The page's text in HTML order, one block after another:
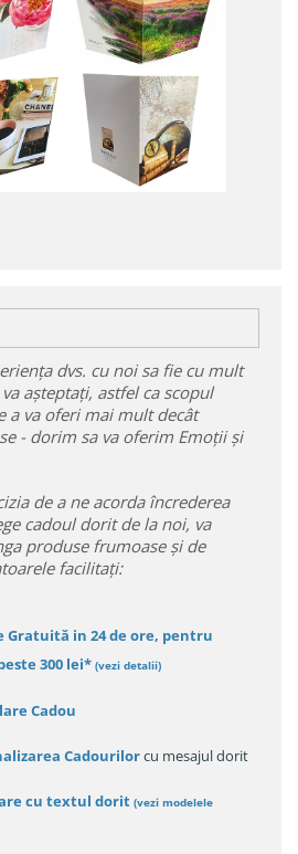
dvs. cu noi sa fie cu mult
așteptați, astfel ca scopul
a va oferi mai mult decât
- dorim sa va oferim Emoții și
de a ne acorda încrederea
cadoul dorit de la noi, va
produse frumoase și de
facilitați:
Gratuită in 24 de ore, pentru
300 lei* (vezi detalii)
Cadou
Cadourilorcu mesajul dorit
cu textul dorit (vezi modelele